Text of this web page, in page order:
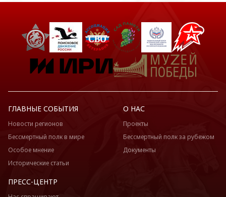
ГЛАВНЫЕ СОБЫТИЯ
Новости регионов
Бессмертный полк в мире
Особое мнение
Исторические статьи
О НАС
Проекты
Бессмертный полк за рубежом
Документы
ПРЕСС-ЦЕНТР